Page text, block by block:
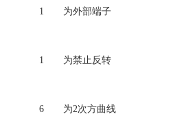
1 为外部端子
1 为禁止反转
6 为2次方曲线